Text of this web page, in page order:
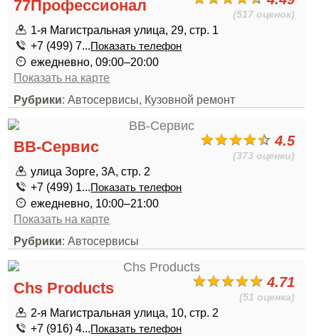
(517 оценок)
77Профессионал
1-я Магистральная улица, 29, стр. 1
+7 (499) 7...Показать телефон
ежедневно, 09:00–20:00
Показать на карте
Рубрики: Автосервисы, Кузовной ремонт
4.5
(373 оценки)
ВВ-Сервис
улица Зорге, 3А, стр. 2
+7 (499) 1...Показать телефон
ежедневно, 10:00–21:00
Показать на карте
Рубрики: Автосервисы
4.71
(51 оценка)
Chs Products
2-я Магистральная улица, 10, стр. 2
+7 (916) 4...Показать телефон